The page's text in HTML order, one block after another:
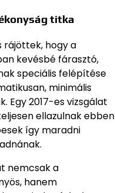
titka
rájöttek, hogy a
kevésbé fárasztó,
speciális felépítése
minimális
Egy 2017-es vizsgálat
ellazulnak ebben
így maradni
nemcsak a
hanem